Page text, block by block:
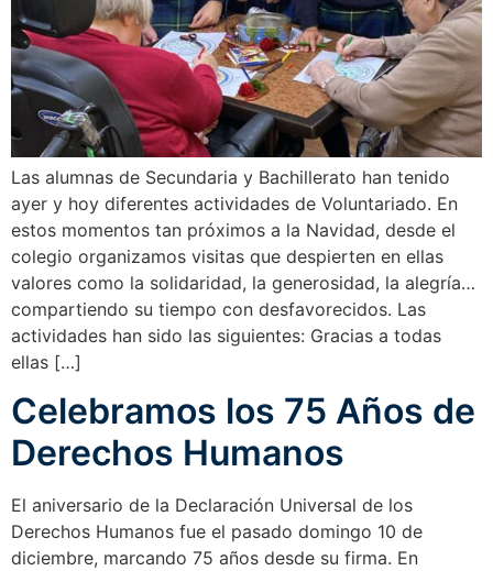
Las alumnas de Secundaria y Bachillerato han tenido
ayer y hoy diferentes actividades de Voluntariado. En
estos momentos tan próximos a la Navidad, desde el
colegio organizamos visitas que despierten en ellas
valores como la solidaridad, la generosidad, la alegría…
compartiendo su tiempo con desfavorecidos. Las
actividades han sido las siguientes: Gracias a todas
ellas […]
Celebramos los 75 Años de
Derechos Humanos
El aniversario de la Declaración Universal de los
Derechos Humanos fue el pasado domingo 10 de
diciembre, marcando 75 años desde su firma. En